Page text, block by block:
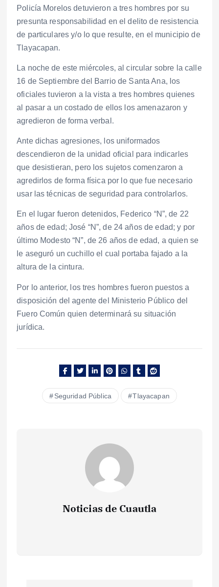
Policía Morelos detuvieron a tres hombres por su
presunta responsabilidad en el delito de resistencia
de particulares y/o lo que resulte, en el municipio de
Tlayacapan.
La noche de este miércoles, al circular sobre la calle
16 de Septiembre del Barrio de Santa Ana, los
oficiales tuvieron a la vista a tres hombres quienes
al pasar a un costado de ellos los amenazaron y
agredieron de forma verbal.
Ante dichas agresiones, los uniformados
descendieron de la unidad oficial para indicarles
que desistieran, pero los sujetos comenzaron a
agredirlos de forma física por lo que fue necesario
usar las técnicas de seguridad para controlarlos.
En el lugar fueron detenidos, Federico “N”, de 22
años de edad; José “N”, de 24 años de edad; y por
último Modesto “N”, de 26 años de edad, a quien se
le aseguró un cuchillo el cual portaba fajado a la
altura de la cintura.
Por lo anterior, los tres hombres fueron puestos a
disposición del agente del Ministerio Público del
Fuero Común quien determinará su situación
jurídica.
Seguridad Pública Tlayacapan
Noticias de Cuautla